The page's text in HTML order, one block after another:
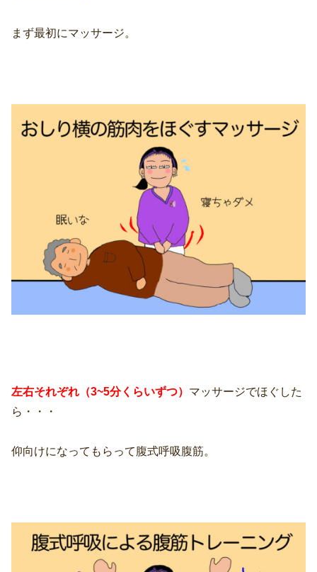
まず最初にマッサージ。
左右それぞれ（3~5分くらいずつ） マッサージでほぐした
ら・・・
仰向けになってもらって腹式呼吸腹筋。